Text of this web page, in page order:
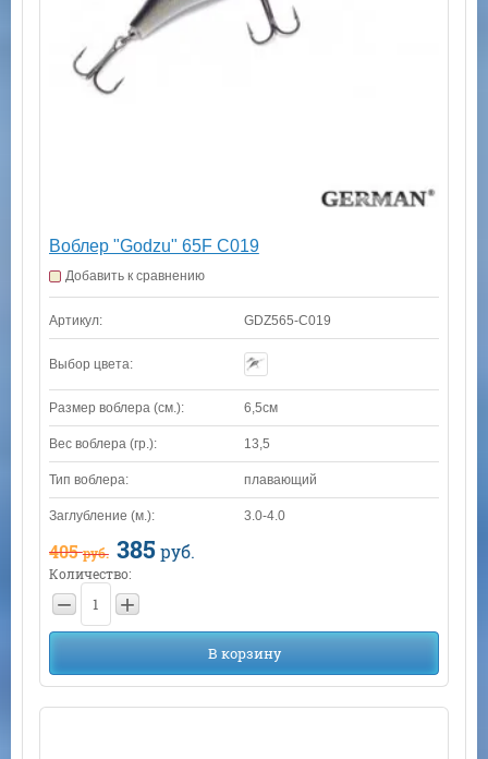
Воблер "Godzu" 65F C019
Добавить к сравнению
Артикул: GDZ565-C019
Выбор цвета:
Размер воблера (см.): 6,5см
Вес воблера (гр.): 13,5
Тип воблера: плавающий
Заглубление (м.): 3.0-4.0
405руб. 385руб.
Количество:
− +
В корзину